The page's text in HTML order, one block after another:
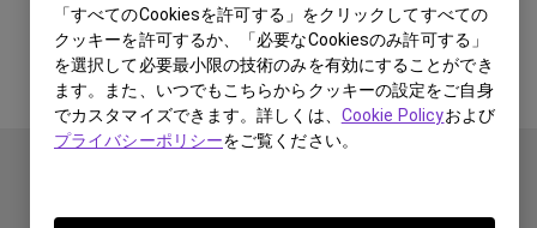
「すべてのCookiesを許可する」をクリックしてすべての
クッキーを許可するか、「必要なCookiesのみ許可する」
を選択して必要最小限の技術のみを有効にすることができ
ます。また、いつでもこちらからクッキーの設定をご自身
でカスタマイズできます。詳しくは、 Cookie Policyおよび
プライバシーポリシーをご覧ください。